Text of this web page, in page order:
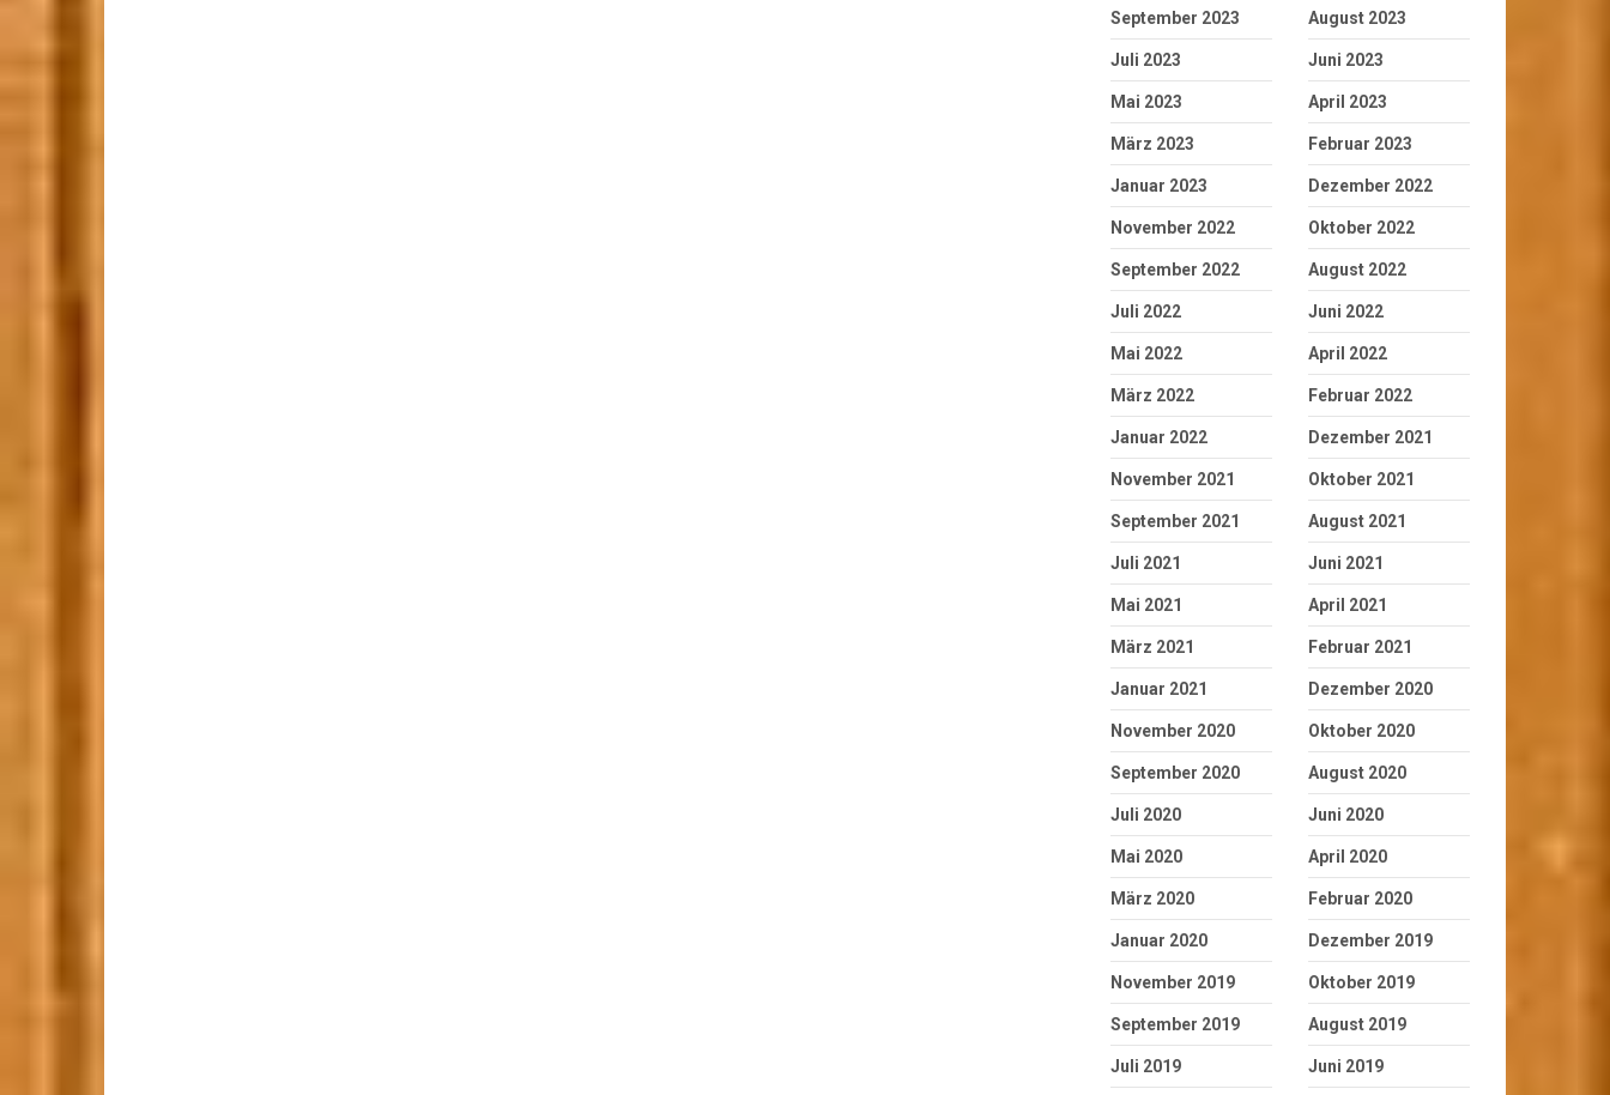
September 2023 August 2023
Juli 2023 Juni 2023
Mai 2023 April 2023
März 2023 Februar 2023
Januar 2023 Dezember 2022
November 2022 Oktober 2022
September 2022 August 2022
Juli 2022 Juni 2022
Mai 2022 April 2022
März 2022 Februar 2022
Januar 2022 Dezember 2021
November 2021 Oktober 2021
September 2021 August 2021
Juli 2021 Juni 2021
Mai 2021 April 2021
März 2021 Februar 2021
Januar 2021 Dezember 2020
November 2020 Oktober 2020
September 2020 August 2020
Juli 2020 Juni 2020
Mai 2020 April 2020
März 2020 Februar 2020
Januar 2020 Dezember 2019
November 2019 Oktober 2019
September 2019 August 2019
Juli 2019 Juni 2019